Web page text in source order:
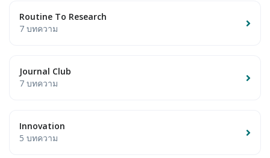
Routine To Research
7 บทความ
Journal Club
7 บทความ
Innovation
5 บทความ